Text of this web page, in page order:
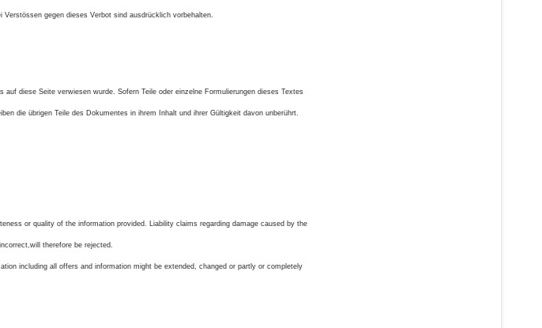
gegen dieses Verbot sind ausdrücklich vorbehalten.
diese Seite verwiesen wurde. Sofern Teile oder einzelne Formulierungen dieses Textes
die übrigen Teile des Dokumentes in ihrem Inhalt und ihrer Gültigkeit davon unberührt.
or quality of the information provided. Liability claims regarding damage caused by the
therefore be rejected.
including all offers and information might be extended, changed or partly or completely